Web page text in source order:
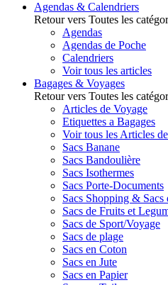
Agendas & Calendriers
Retour vers Toutes les
Agendas
Agendas de Poche
Calendriers
Voir tous les articles
Bagages & Voyages
Retour vers Toutes les
Articles de Voyage
Etiquettes a Bagages
Voir tous les Articles
Sacs Banane
Sacs Bandoulière
Sacs Isothermes
Sacs Porte-Documents
Sacs Shopping & Sacs
Sacs de Fruits et
Sacs de Sport/Voyage
Sacs de plage
Sacs en Coton
Sacs en Jute
Sacs en Papier